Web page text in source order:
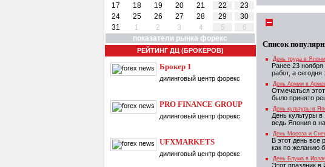
17
18 19 20 21 22
23
24
25 26 27 28 29
30
31
1 2 3 4 5
6
показатели рынка форекс
РЕЙТИНГ ДЦ (БРОКЕРОВ)
Брокер 1
дилинговый центр форекс
PRO FINANCE GROUP
дилинговый центр форекс
UFXMARKETS
дилинговый центр форекс
Список
День труда в
Ранее 23
работ, а сегодня
День Армии в
Отмечаться
было принято
День культуры в
День культуры в
ведь Япония в
День Мороза и
В этот день все
как по желанию
День Блума в
Этот праздник